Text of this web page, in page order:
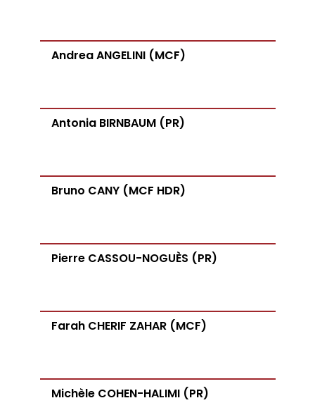
Andrea ANGELINI (MCF)
Antonia BIRNBAUM (PR)
Bruno CANY (MCF HDR)
Pierre CASSOU-NOGUÈS (PR)
Farah CHERIF ZAHAR (MCF)
Michèle COHEN-HALIMI (PR)